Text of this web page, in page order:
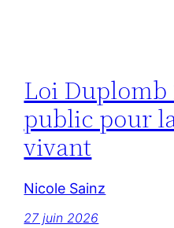
Loi Duplomb
public pour
vivant
Nicole Sainz
27 juin 2026